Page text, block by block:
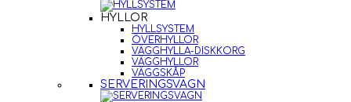
HYLLOR
HYLLSYSTEM
ÖVERHYLLOR
VÄGGHYLLA-DISKKORG
VÄGGHYLLOR
VÄGGSKÅP
SERVERINGSVAGN